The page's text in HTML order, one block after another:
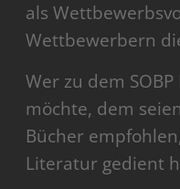
als
Wettbewerbern
Wer zu dem
möchte, dem
Bücher
Literatur gedient